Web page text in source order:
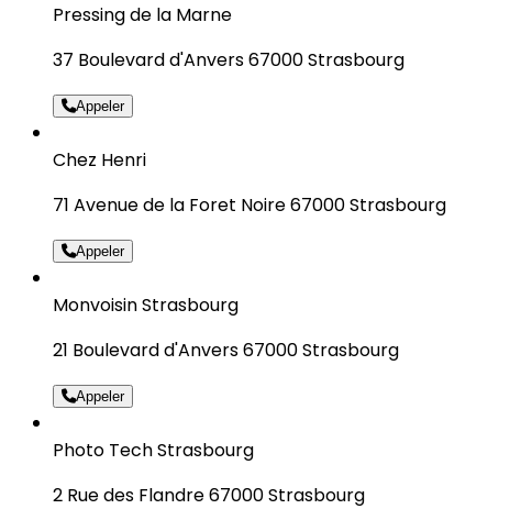
Pressing de la Marne
37 Boulevard d'Anvers 67000 Strasbourg
Appeler
Chez Henri
71 Avenue de la Foret Noire 67000 Strasbourg
Appeler
Monvoisin Strasbourg
21 Boulevard d'Anvers 67000 Strasbourg
Appeler
Photo Tech Strasbourg
2 Rue des Flandre 67000 Strasbourg